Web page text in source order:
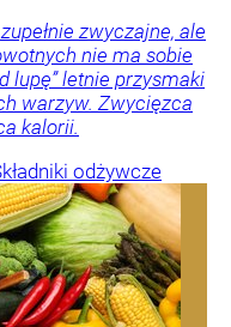
zwyczajne, ale
nie ma sobie
lupę” letnie przysmaki
warzyw. Zwycięzca
kalorii.
odżywcze